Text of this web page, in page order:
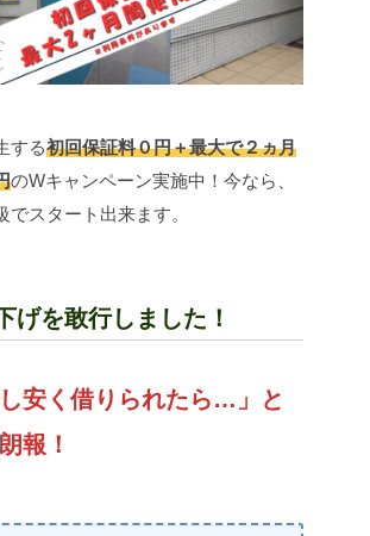
する初回保証料０円＋最大で２ヵ月
のWキャンペーン実施中！今なら、
でスタート出来ます。
げを敢行しました！
し安く借りられたら…」と
報！